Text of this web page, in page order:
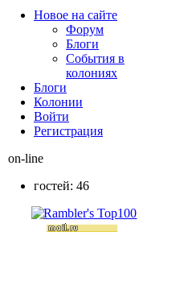
Новое на сайте
Форум
Блоги
События в
колониях
Блоги
Колонии
Войти
Peгиcтpaция
on-line
гостей: 46